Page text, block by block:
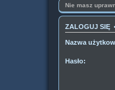
Nie masz
ZALOGUJ SIĘ
Nazwa
Hasło: